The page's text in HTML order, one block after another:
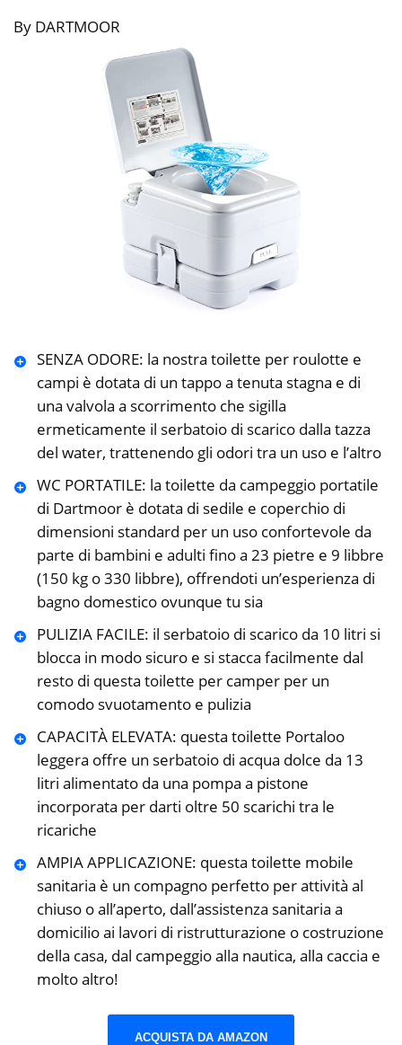
By DARTMOOR
SENZA ODORE: la nostra toilette per roulotte e
campi è dotata di un tappo a tenuta stagna e di
una valvola a scorrimento che sigilla
ermeticamente il serbatoio di scarico dalla tazza
del water, trattenendo gli odori tra un uso e l’altro
WC PORTATILE: la toilette da campeggio portatile
di Dartmoor è dotata di sedile e coperchio di
dimensioni standard per un uso confortevole da
parte di bambini e adulti fino a 23 pietre e 9 libbre
(150 kg o 330 libbre), offrendoti un’esperienza di
bagno domestico ovunque tu sia
PULIZIA FACILE: il serbatoio di scarico da 10 litri si
blocca in modo sicuro e si stacca facilmente dal
resto di questa toilette per camper per un
comodo svuotamento e pulizia
CAPACITÀ ELEVATA: questa toilette Portaloo
leggera offre un serbatoio di acqua dolce da 13
litri alimentato da una pompa a pistone
incorporata per darti oltre 50 scarichi tra le
ricariche
AMPIA APPLICAZIONE: questa toilette mobile
sanitaria è un compagno perfetto per attività al
chiuso o all’aperto, dall’assistenza sanitaria a
domicilio ai lavori di ristrutturazione o costruzione
della casa, dal campeggio alla nautica, alla caccia e
molto altro!
ACQUISTA DA AMAZON